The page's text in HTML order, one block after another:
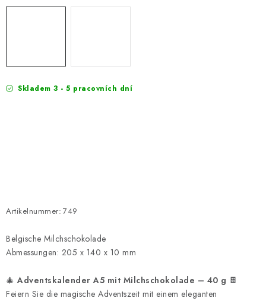
Skladem 3 - 5 pracovních dní
Artikelnummer: 749
Belgische Milchschokolade
Abmessungen: 205 x 140 x 10 mm
🎄Adventskalender A5 mit Milchschokolade – 40 g 🍫
Feiern Sie die magische Adventszeit mit einem eleganten